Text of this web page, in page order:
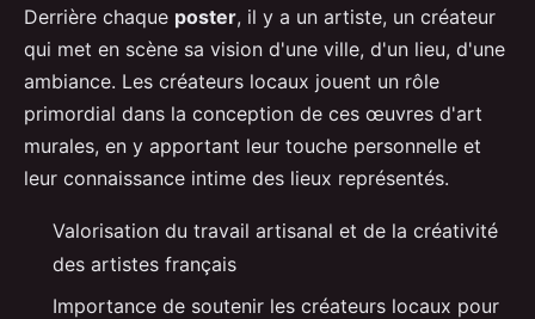
Derrière chaque poster, il y a un artiste, un créateur
qui met en scène sa vision d'une ville, d'un lieu, d'une
ambiance. Les créateurs locaux jouent un rôle
primordial dans la conception de ces œuvres d'art
murales, en y apportant leur touche personnelle et
leur connaissance intime des lieux représentés.
Valorisation du travail artisanal et de la créativité
des artistes français
Importance de soutenir les créateurs locaux pour